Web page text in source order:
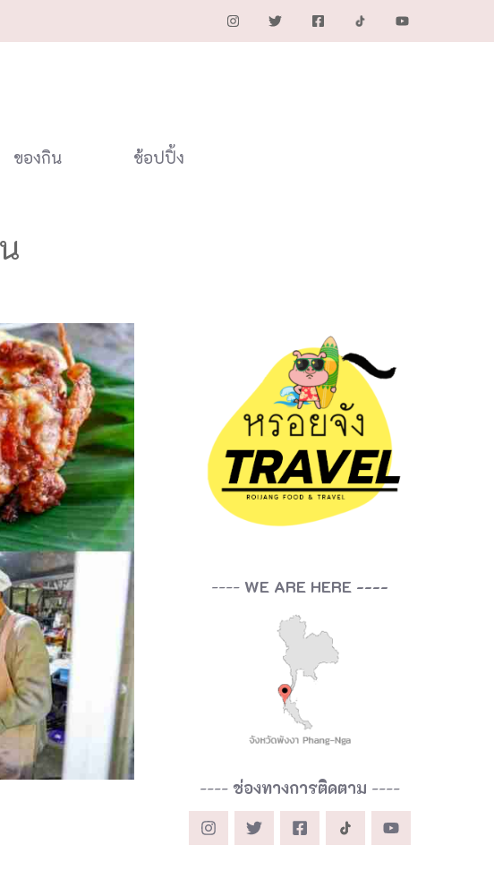
ของกิน ช้อปปิ้ง
---- WE ARE HERE ----
---- ช่องทางการติดตาม ----